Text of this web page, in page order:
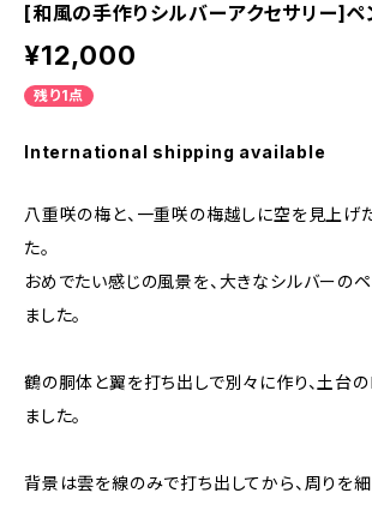
[和風の手作りシルバーアクセサリー]ペ
¥12,000
残り1点
International shipping available
八重咲の梅と、一重咲の梅越しに空を見上げ
た。
おめでたい感じの風景を、大きなシルバーの
ました。
鶴の胴体と翼を打ち出しで別々に作り、土台
ました。
背景は雲を線のみで打ち出してから、周りを